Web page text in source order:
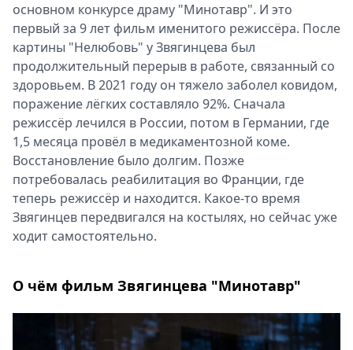
основном конкурсе драму "Минотавр". И это
первый за 9 лет фильм именитого режиссёра. После
картины "Нелюбовь" у Звягинцева был
продолжительный перерыв в работе, связанный со
здоровьем. В 2021 году он тяжело заболел ковидом,
поражение лёгких составляло 92%. Сначала
режиссёр лечился в России, потом в Германии, где
1,5 месяца провёл в медикаментозной коме.
Восстановление было долгим. Позже
потребовалась реабилитация во Франции, где
теперь режиссёр и находится. Какое-то время
Звягинцев передвигался на костылях, но сейчас уже
ходит самостоятельно.
О чём фильм Звягинцева "Минотавр"